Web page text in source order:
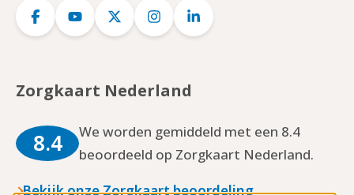
Logo
Logo
Logo
Logo
Logo
Zorgkaart Nederland
8.4
We worden gemiddeld met een 8.4
beoordeeld op Zorgkaart Nederland.
Bekijk onze Zorgkaart beoordeling